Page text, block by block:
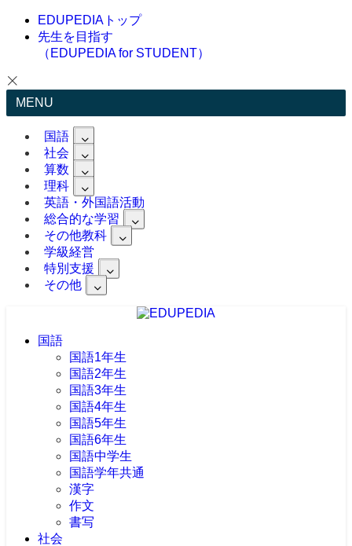
EDUPEDIAトップ
先生を目指す
（EDUPEDIA for STUDENT）
MENU
国語
社会
算数
理科
英語・外国語活動
総合的な学習
その他教科
学級経営
特別支援
その他
国語
国語1年生
国語2年生
国語3年生
国語4年生
国語5年生
国語6年生
国語中学生
国語学年共通
漢字
作文
書写
社会